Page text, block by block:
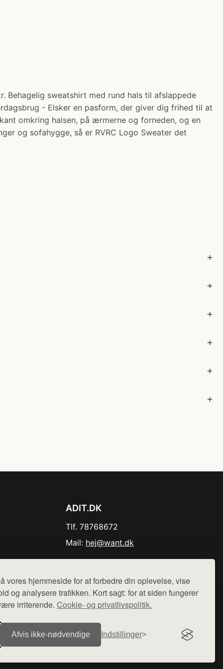
vores hjemmeside for at forbedre din oplevelse, vise
og analysere trafikken. Kort sagt: for at siden fungerer
irriterende. Cookie- og privatlivspolitik.
Afvis ikke‑nødvendige Indstillinger
Behagelig sweatshirt med rund hals til afslappede
- Elsker en pasform, der giver dig frihed til at
omkring halsen, på ærmerne og forneden, og en
og sofahygge, så er RVRC Logo Sweater det
ADIT.DK
Tlf. 78768672
Mail: hej@want.dk
sælges ikke varer fra denne side - vi henviser til de shops,